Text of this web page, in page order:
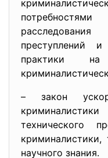
преступлений и
практики
– закон
технического
научного знания.